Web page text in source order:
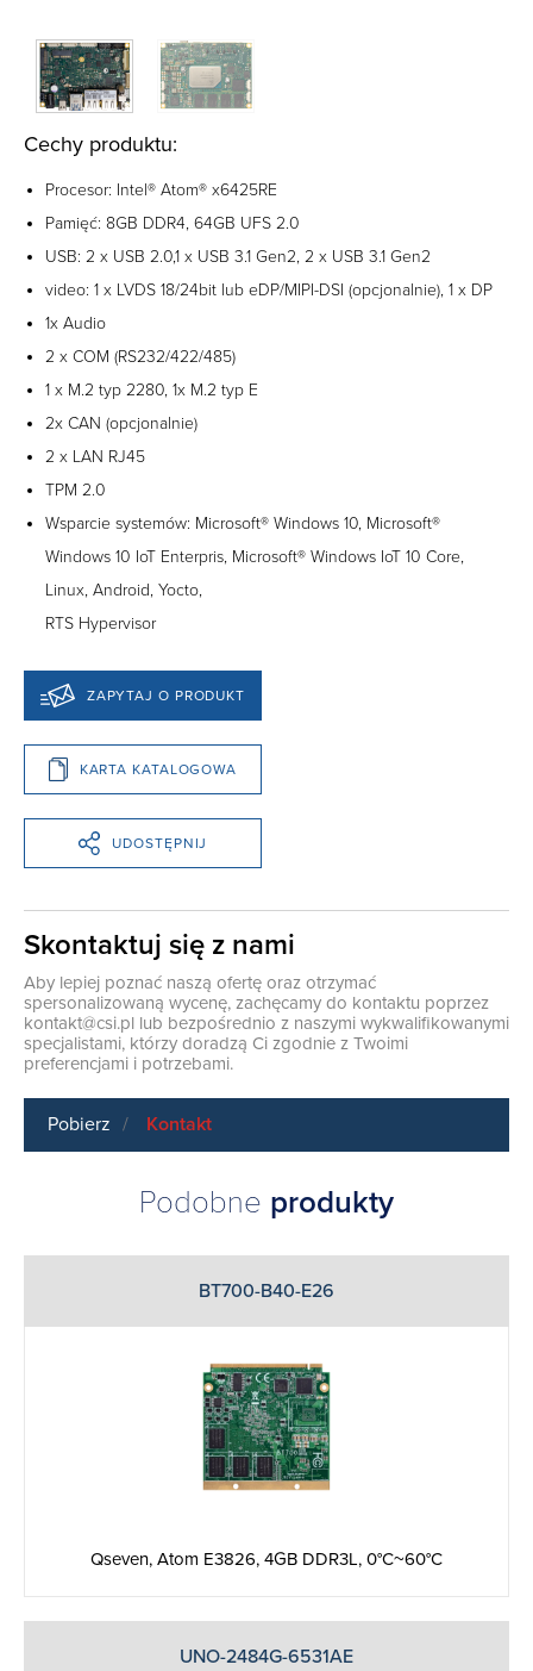
Cechy produktu:
Procesor: Intel® Atom® x6425RE
Pamięć: 8GB DDR4, 64GB UFS 2.0
USB: 2 x USB 2.0,1 x USB 3.1 Gen2, 2 x USB 3.1 Gen2
video: 1 x LVDS 18/24bit lub eDP/MIPI-DSI (opcjonalnie), 1 x DP
1x Audio
2 x COM (RS232/422/485)
1 x M.2 typ 2280, 1x M.2 typ E
2x CAN (opcjonalnie)
2 x LAN RJ45
TPM 2.0
Wsparcie systemów: Microsoft® Windows 10, Microsoft®
Windows 10 IoT Enterpris, Microsoft® Windows IoT 10 Core,
Linux, Android, Yocto,
RTS Hypervisor
ZAPYTAJ O PRODUKT
KARTA KATALOGOWA
UDOSTĘPNIJ
Skontaktuj się z nami
Aby lepiej poznać naszą ofertę oraz otrzymać
spersonalizowaną wycenę, zachęcamy do kontaktu poprzez
kontakt@csi.pl lub bezpośrednio z naszymi wykwalifikowanymi
specjalistami, którzy doradzą Ci zgodnie z Twoimi
preferencjami i potrzebami.
Pobierz Kontakt
Podobne produkty
BT700-B40-E26
Qseven, Atom E3826, 4GB DDR3L, 0°C~60°C
UNO-2484G-6531AE